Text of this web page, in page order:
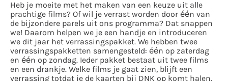
Heb je moeite met het maken van een keuze uit alle
prachtige films? Of wil je verrast worden door één van
de bijzondere parels uit ons programma? Dat snappen
we! Daarom helpen we je een handje en introduceren
we dit jaar het verrassingspakket. We hebben twee
verrassingspakketten samengesteld: één op zaterdag
en één op zondag. Ieder pakket bestaat uit twee films
en een drankje. Welke films je gaat zien, blijft een
verrassing totdat je de kaarten bij DNK op komt halen.